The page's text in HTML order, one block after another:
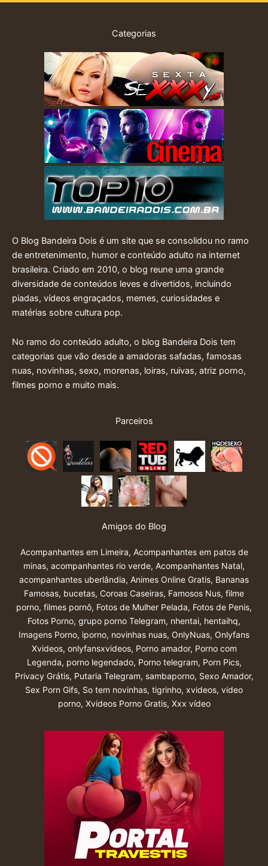
Categorias
O Blog Bandeira Dois é um site que se consolidou no ramo
de entretenimento, humor e conteúdo adulto na internet
brasileira. Criado em 2010, o blog reune uma grande
diversidade de conteúdos leves e divertidos, incluindo
piadas, vídeos engraçados, memes, curiosidades e
matérias sobre cultura pop.
No ramo do conteúdo adulto, o blog Bandeira Dois tem
categorias que vão desde a amadoras safadas, famosas
nuas, novinhas, sexo, morenas, loiras, ruivas, atriz porno,
filmes porno e muito mais.
Parceiros
Amigos do Blog
Acompanhantes em Limeira, Acompanhantes em patos de
minas, acompanhantes rio verde, Acompanhantes Natal,
acompanhantes uberlândia, Animes Online Gratis, Bananas
Famosas, bucetas, Coroas Caseiras, Famosos Nus, filme
porno, filmes pornô, Fotos de Mulher Pelada, Fotos de Penis,
Fotos Porno, grupo porno Telegram, nhentai, hentaihq,
Imagens Porno, iporno, novinhas nuas, OnlyNuas, Onlyfans
Xvideos, onlyfansxvideos, Porno amador, Porno com
Legenda, porno legendado, Porno telegram, Porn Pics,
Privacy Grátis, Putaria Telegram, sambaporno, Sexo Amador,
Sex Porn Gifs, So tem novinhas, tigrinho, xvideos, video
porno, Xvideos Porno Gratis, Xxx vídeo